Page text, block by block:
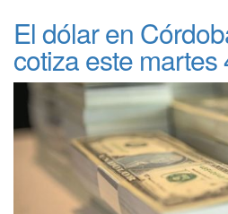
El dólar en
cotiza este martes